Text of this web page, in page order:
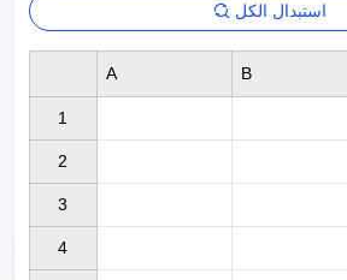
استبدال الكل
1
2
3
4
A B